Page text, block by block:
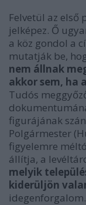
Felvetül az első
jelképez. Ő
a köz gondol a
mutatják be,
nem állnak
akkor sem, ha
Tudós
figurájának
Polgármester
figyelemre
állítja, a
melyik
kiderüljön